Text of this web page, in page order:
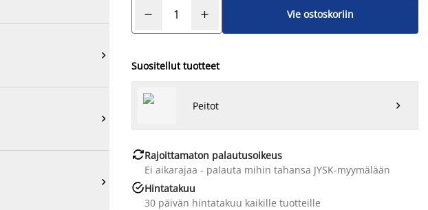



Vie ostoskoriin
Suositellut tuotteet
Peitot 
Rajoittamaton palautusoikeus
Ei aikarajaa - palauta mihin tahansa JYSK-myymälään
Hintatakuu
30 päivän hintatakuu kaikille tuotteille